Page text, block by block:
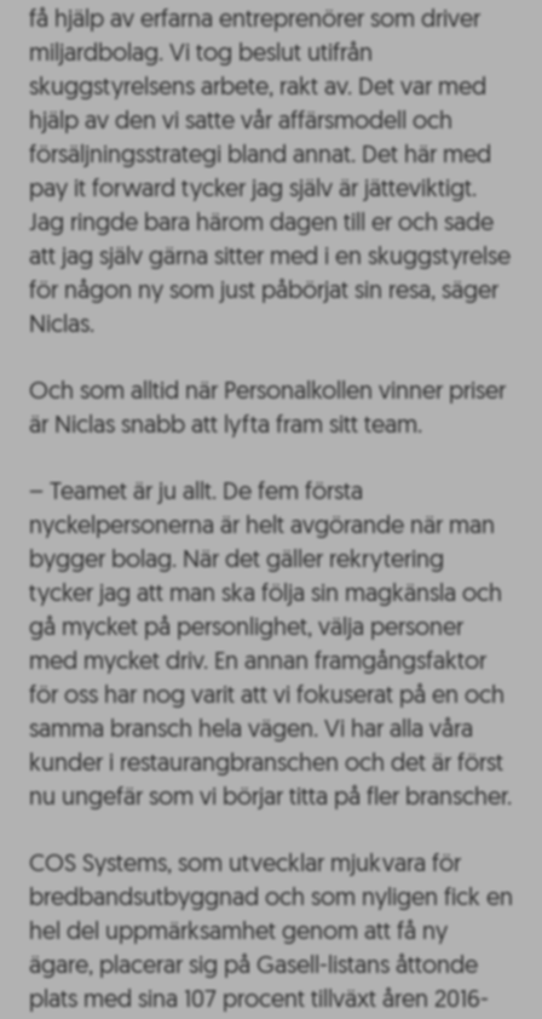
få hjälp av erfarna entreprenörer som driver
miljardbolag. Vi tog beslut utifrån
skuggstyrelsens arbete, rakt av. Det var med
hjälp av den vi satte vår affärsmodell och
försäljningsstrategi bland annat. Det här med
pay it forward tycker jag själv är jätteviktigt.
Jag ringde bara härom dagen till er och sade
att jag själv gärna sitter med i en skuggstyrelse
för någon ny som just påbörjat sin resa, säger
Niclas.
Och som alltid när Personalkollen vinner priser
är Niclas snabb att lyfta fram sitt team.
– Teamet är ju allt. De fem första
nyckelpersonerna är helt avgörande när man
bygger bolag. När det gäller rekrytering
tycker jag att man ska följa sin magkänsla och
gå mycket på personlighet, välja personer
med mycket driv. En annan framgångsfaktor
för oss har nog varit att vi fokuserat på en och
samma bransch hela vägen. Vi har alla våra
kunder i restaurangbranschen och det är först
nu ungefär som vi börjar titta på fler branscher.
COS Systems, som utvecklar mjukvara för
bredbandsutbyggnad och som nyligen fick en
hel del uppmärksamhet genom att få ny
ägare, placerar sig på Gasell-listans åttonde
plats med sina 107 procent tillväxt åren 2016-